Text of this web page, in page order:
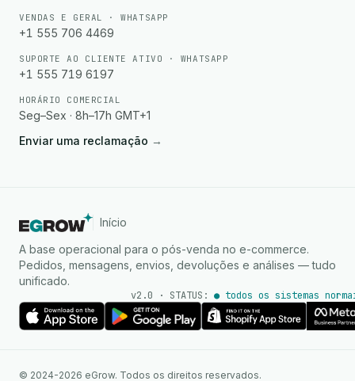
VENDAS E GERAL · WHATSAPP
+1 555 706 4469
SUPORTE AO CLIENTE ATIVO · WHATSAPP
+1 555 719 6197
HORÁRIO COMERCIAL
Seg–Sex · 8h–17h GMT+1
Enviar uma reclamação →
Início
A base operacional para o pós-venda no e-commerce.
Pedidos, mensagens, envios, devoluções e análises — tudo
unificado.
v2.0 · STATUS: ● todos os sistemas
© 2024-2026 eGrow. Todos os direitos reservados.